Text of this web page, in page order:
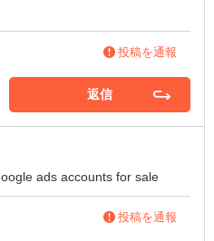
投稿を通報
返信
ads accounts for sale
投稿を通報